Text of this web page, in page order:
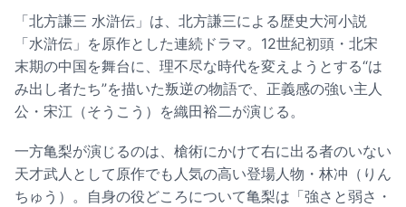
「北方謙三 水滸伝」は、北方謙三による歴史大河小説
「水滸伝」を原作とした連続ドラマ。12世紀初頭・北宋
末期の中国を舞台に、理不尽な時代を変えようとする“は
み出し者たち”を描いた叛逆の物語で、正義感の強い主人
公・宋江（そうこう）を織田裕二が演じる。
一方亀梨が演じるのは、槍術にかけて右に出る者のいない
天才武人として原作でも人気の高い登場人物・林冲（りん
ちゅう）。自身の役どころについて亀梨は「強さと弱さ・